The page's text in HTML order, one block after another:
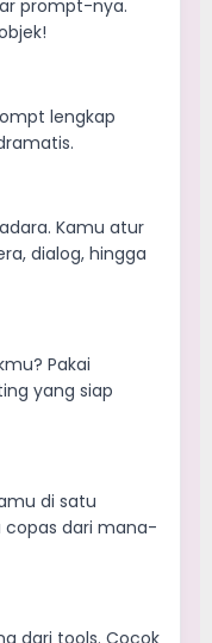
prompt-nya.
lengkap
Kamu atur
dialog, hingga
Pakai
yang siap
di satu
dari mana-